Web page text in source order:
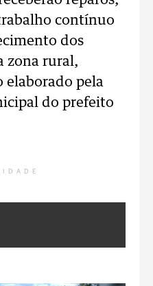
contínuo
dos
zona rural,
elaborado pela
do prefeito